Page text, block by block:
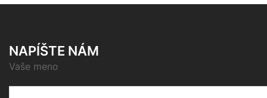
NAPÍŠTE NÁM
Vaše meno